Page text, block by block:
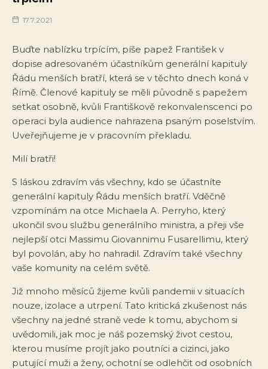
17.7.2021
Buďte nablízku trpícím, píše papež František v
dopise adresovaném účastníkům generální kapituly
Řádu menších bratří, která se v těchto dnech koná v
Římě. Členové kapituly se měli původně s papežem
setkat osobně, kvůli Františkově rekonvalenscenci po
operaci byla audience nahrazena psaným poselstvím.
Uveřejňujeme je v pracovním překladu.
Milí bratři!
S láskou zdravím vás všechny, kdo se účastníte
generální kapituly Řádu menších bratří. Vděčně
vzpomínám na otce Michaela A. Perryho, který
ukončil svou službu generálního ministra, a přeji vše
nejlepší otci Massimu Giovannimu Fusarellimu, který
byl povolán, aby ho nahradil. Zdravím také všechny
vaše komunity na celém světě.
Již mnoho měsíců žijeme kvůli pandemii v situacích
nouze, izolace a utrpení. Tato kritická zkušenost nás
všechny na jedné straně vede k tomu, abychom si
uvědomili, jak moc je náš pozemský život cestou,
kterou musíme projít jako poutníci a cizinci, jako
putující muži a ženy, ochotní se odlehčit od osobních